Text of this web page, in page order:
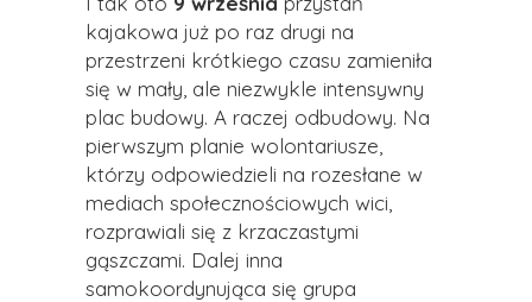
kajakowa już po raz drugi na
przestrzeni krótkiego czasu zamieniła
się w mały, ale niezwykle intensywny
plac budowy. A raczej odbudowy. Na
pierwszym planie wolontariusze,
którzy odpowiedzieli na rozesłane w
mediach społecznościowych wici,
rozprawiali się z krzaczastymi
gąszczami. Dalej inna
samokoordynująca się grupa